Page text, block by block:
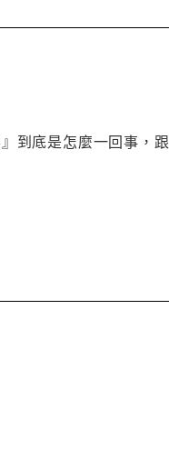
到底是怎麼一回事，